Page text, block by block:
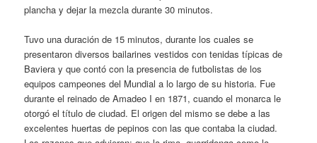
plancha y dejar la mezcla durante 30 minutos.
Tuvo una duración de 15 minutos, durante los cuales se
presentaron diversos bailarines vestidos con tenidas típicas de
Baviera y que contó con la presencia de futbolistas de los
equipos campeones del Mundial a lo largo de su historia. Fue
durante el reinado de Amadeo I en 1871, cuando el monarca le
otorgó el título de ciudad. El origen del mismo se debe a las
excelentes huertas de pepinos con las que contaba la ciudad.